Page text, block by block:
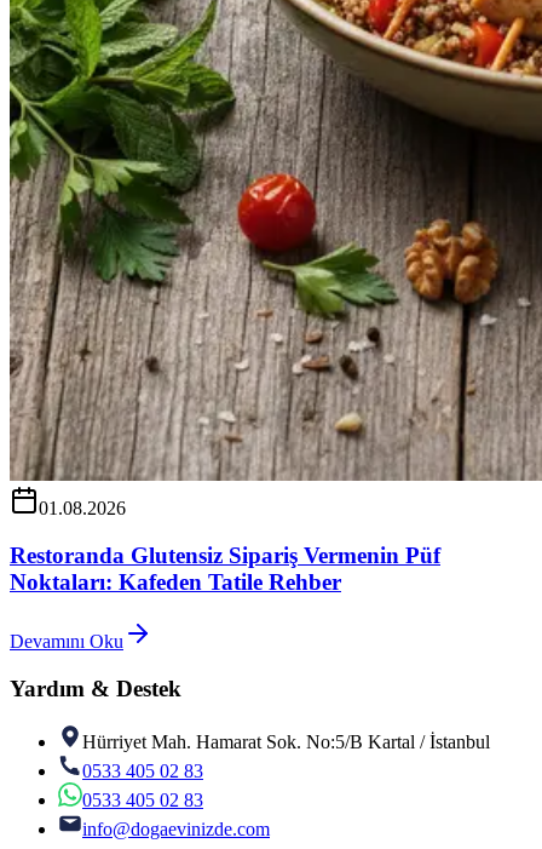
01.08.2026
Restoranda Glutensiz Sipariş Vermenin Püf
Noktaları: Kafeden Tatile Rehber
Devamını Oku
Yardım & Destek
Hürriyet Mah. Hamarat Sok. No:5/B Kartal / İstanbul
0533 405 02 83
0533 405 02 83
info@dogaevinizde.com